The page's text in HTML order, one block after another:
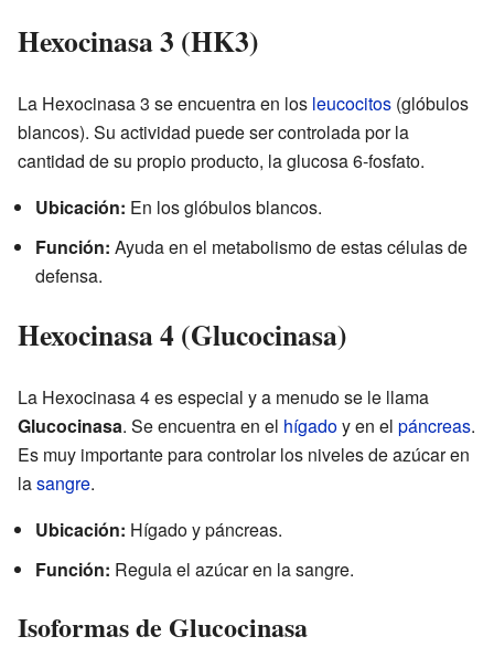
Hexocinasa 3 (HK3)
La Hexocinasa 3 se encuentra en los leucocitos (glóbulos
blancos). Su actividad puede ser controlada por la
cantidad de su propio producto, la glucosa 6-fosfato.
Ubicación: En los glóbulos blancos.
Función: Ayuda en el metabolismo de estas células de
defensa.
Hexocinasa 4 (Glucocinasa)
La Hexocinasa 4 es especial y a menudo se le llama
Glucocinasa. Se encuentra en el hígadoy en el páncreas.
Es muy importante para controlar los niveles de azúcar en
lasangre.
Ubicación: Hígado y páncreas.
Función: Regula el azúcar en la sangre.
Isoformas de Glucocinasa